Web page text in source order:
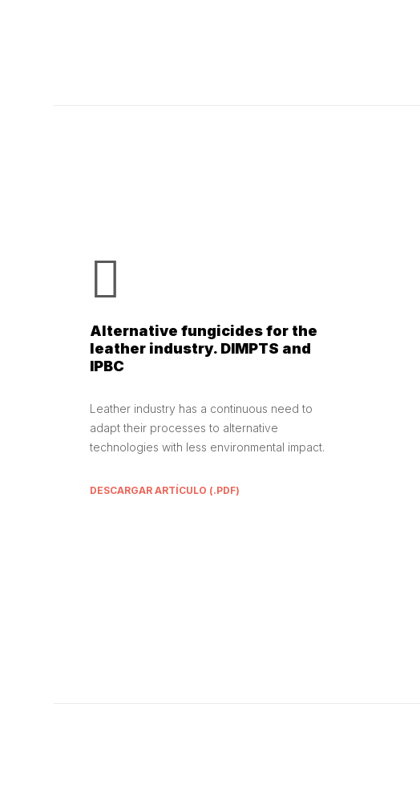
Alternative fungicides for the
leather industry. DIMPTS and
IPBC
Leather industry has a continuous need to
adapt their processes to alternative
technologies with less environmental impact.
DESCARGAR ARTÍCULO (.PDF)